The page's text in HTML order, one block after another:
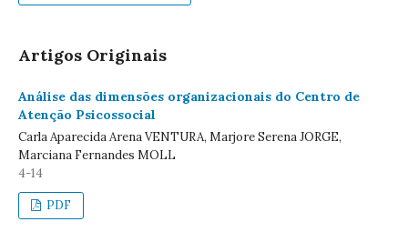
Artigos Originais
Análise das dimensões organizacionais do Centro de
Atenção Psicossocial
Carla Aparecida Arena VENTURA, Marjore Serena JORGE,
Marciana Fernandes MOLL
4-14
PDF